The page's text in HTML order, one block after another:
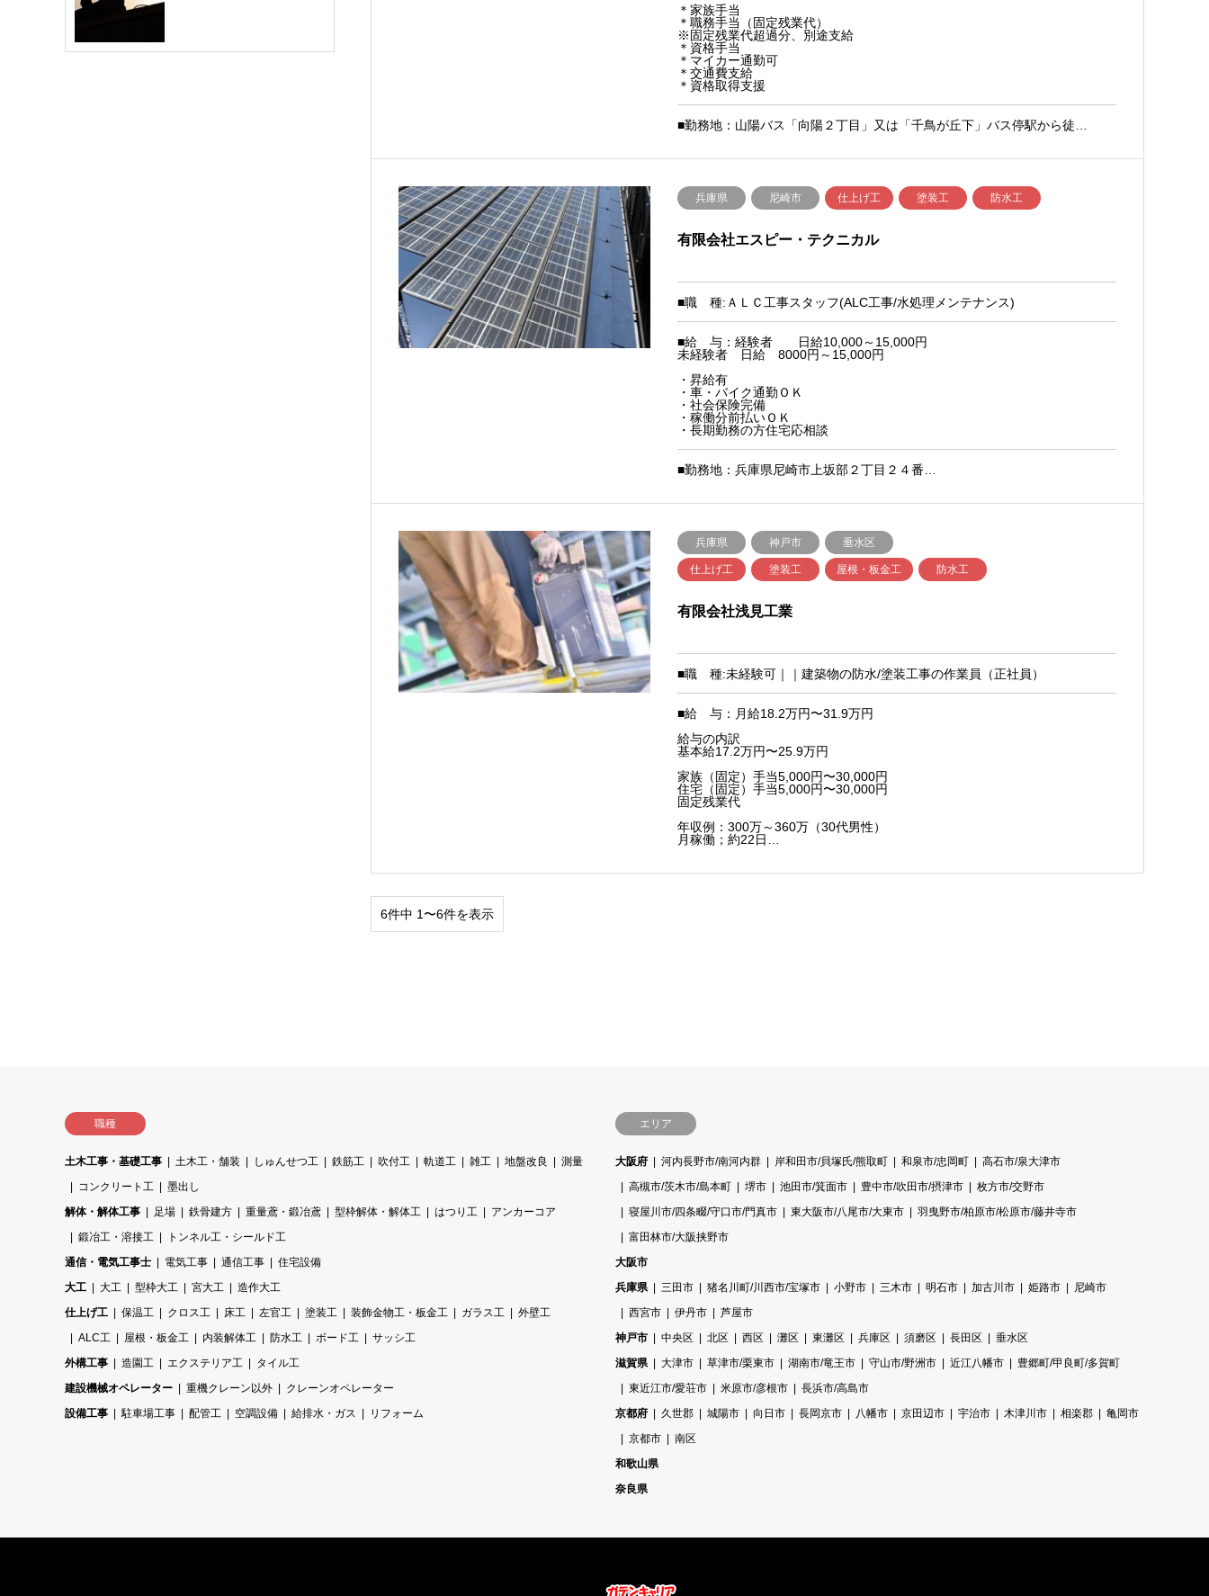
＊家族手当
＊職務手当（固定残業代）
※固定残業代超過分、別途支給
＊資格手当
＊マイカー通勤可
＊交通費支給
＊資格取得支援
■勤務地：山陽バス「向陽２丁目」又は「千鳥が丘下」バス停駅から徒…
兵庫県 尼崎市 仕上げ工 塗装工 防水工
有限会社エスピー・テクニカル
■職 種:ＡＬＣ工事スタッフ(ALC工事/水処理メンテナンス)
■給 与：経験者 日給10,000～15,000円
未経験者 日給 8000円～15,000円
・昇給有
・車・バイク通勤ＯＫ
・社会保険完備
・稼働分前払いＯＫ
・長期勤務の方住宅応相談
■勤務地：兵庫県尼崎市上坂部２丁目２４番…
兵庫県 神戸市 垂水区
仕上げ工 塗装工 屋根・板金工 防水工
有限会社浅見工業
■職 種:未経験可｜｜建築物の防水/塗装工事の作業員（正社員）
■給 与：月給18.2万円〜31.9万円
給与の内訳
基本給17.2万円〜25.9万円
家族（固定）手当5,000円〜30,000円
住宅（固定）手当5,000円〜30,000円
固定残業代
年収例：300万～360万（30代男性）
月稼働；約22日…
6件中 1〜6件を表示
職種
土木工事・基礎工事 土木工・舗装 しゅんせつ工 鉄筋工 吹付工 軌道工 雑工 地盤改良
測量
コンクリート工
墨出し
解体・解体工事
足場 鉄骨建方 重量鳶・鍛冶鳶 型枠解体・解体工 はつり工
アンカーコア
鍛冶工・溶接工
トンネル工・シールド工
通信・電気工事士
電気工事 通信工事
住宅設備
大工
大工 型枠大工 宮大工
造作大工
仕上げ工
保温工 クロス工 床工 左官工 塗装工 装飾金物工・板金工 ガラス工
外壁工
ALC工
屋根・板金工 内装解体工 防水工 ボード工
サッシ工
外構工事
造園工 エクステリア工
タイル工
建設機械オペレーター
重機クレーン以外
クレーンオペレーター
設備工事
駐車場工事 配管工 空調設備 給排水・ガス リフォーム
エリア
大阪府 河内長野市/南河内群 岸和田市/貝塚氏/熊取町 和泉市/忠岡町
高石市/泉大津市
高槻市/茨木市/島本町
堺市 池田市/箕面市 豊中市/吹田市/摂津市
枚方市/交野市
寝屋川市/四条畷/守口市/門真市
東大阪市/八尾市/大東市
羽曳野市/柏原市/松原市/藤井寺市
富田林市/大阪挟野市
大阪市
兵庫県
三田市 猪名川町/川西市/宝塚市 小野市 三木市 明石市 加古川市 姫路市
尼崎市
西宮市
伊丹市
芦屋市
神戸市
中央区 北区 西区 灘区 東灘区 兵庫区 須磨区 長田区
垂水区
滋賀県
大津市 草津市/栗東市 湖南市/竜王市 守山市/野洲市 近江八幡市
豊郷町/甲良町/多賀町
東近江市/愛荘市
米原市/彦根市
長浜市/高島市
京都府
久世郡 城陽市 向日市 長岡京市 八幡市 京田辺市 宇治市 木津川市 相楽郡
亀岡市
京都市
南区
和歌山県
奈良県